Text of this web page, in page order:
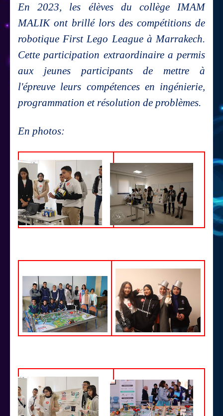
En 2023, les élèves du collège IMAM
MALIK ont brillé lors des compétitions de
robotique First Lego League à Marrakech.
Cette participation extraordinaire a permis
aux jeunes participants de mettre à
l'épreuve leurs compétences en ingénierie,
programmation et résolution de problèmes.
En photos: